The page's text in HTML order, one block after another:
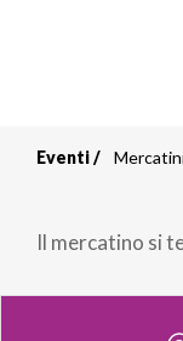
di
pane
Eventi
Il mercatino si